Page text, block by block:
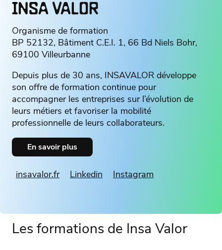
INSA VALOR
Organisme de formation
BP 52132, Bâtiment C.E.I. 1, 66 Bd Niels Bohr,
69100 Villeurbanne
Depuis plus de 30 ans, INSAVALOR développe
son offre de formation continue pour
accompagner les entreprises sur l’évolution de
leurs métiers et favoriser la mobilité
professionnelle de leurs collaborateurs.
En savoir plus
insavalor.fr Linkedin Instagram
Les formations de Insa Valor